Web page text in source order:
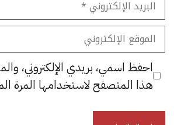
الإلكتروني
الموقع
الإلكتروني
احفظ اسمي، بريدي الإلكتروني،
هذا المتصفح لاستخدامها المرة